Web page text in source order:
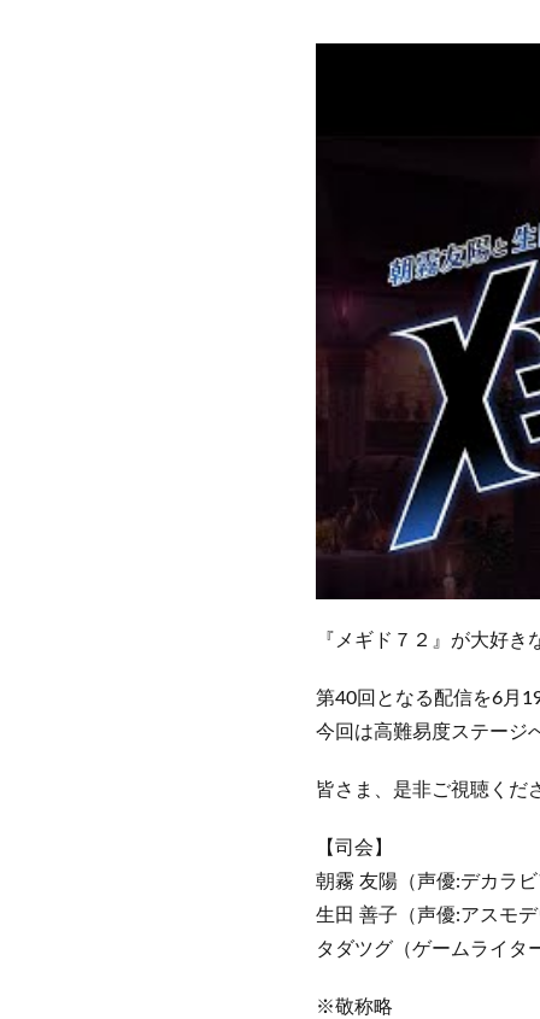
『メギド７２』が大好
第40回となる配信を6月
今回は高難易度ステージ
皆さま、是非ご視聴くだ
【司会】
朝霧 友陽（声優:デカラ
生田 善子（声優:アスモ
タダツグ（ゲームライタ
※敬称略